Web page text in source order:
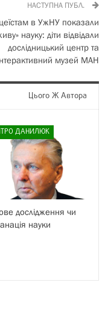
НАСТУПНА ПУБЛ.
в УжНУ показали
науку: діти відвідали
дослідницький центр та
музей МАН
Цього Ж Автора
ДАНИЛЮК
дослідження чи
науки